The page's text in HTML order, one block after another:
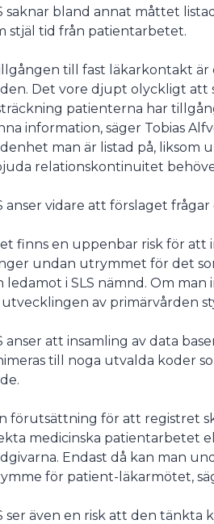
saknar bland annat måttet
stjäl tid från patientarbetet.
till fast läkarkontakt
Det vore djupt olyckligt att
patienterna har
information, säger Tobias
man är listad på, liksom
relationskontinuitet
anser vidare att förslaget
finns en uppenbar risk för att
undan utrymmet för det
ledamot i SLS nämnd. Om
av primärvården
anser att insamling av data
till noga utvalda koder
förutsättning för att registret
medicinska patientarbetet
Endast då kan man
för patient-läkarmötet,
ser även en risk att den